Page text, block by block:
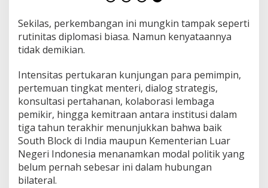
Sekilas, perkembangan ini mungkin tampak seperti
rutinitas diplomasi biasa. Namun kenyataannya
tidak demikian.
Intensitas pertukaran kunjungan para pemimpin,
pertemuan tingkat menteri, dialog strategis,
konsultasi pertahanan, kolaborasi lembaga
pemikir, hingga kemitraan antara institusi dalam
tiga tahun terakhir menunjukkan bahwa baik
South Block di India maupun Kementerian Luar
Negeri Indonesia menanamkan modal politik yang
belum pernah sebesar ini dalam hubungan
bilateral.